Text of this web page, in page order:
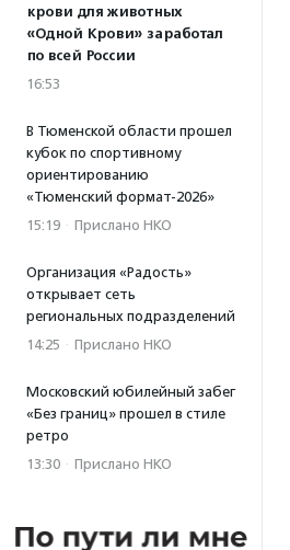
крови для животных
«Одной Крови» заработал
по всей России
16:53
В Тюменской области прошел
кубок по спортивному
ориентированию
«Тюменский формат-2026»
15:19 · Прислано НКО
Организация «Радость»
открывает сеть
региональных подразделений
14:25 · Прислано НКО
Московский юбилейный забег
«Без границ» прошел в стиле
ретро
13:30 · Прислано НКО